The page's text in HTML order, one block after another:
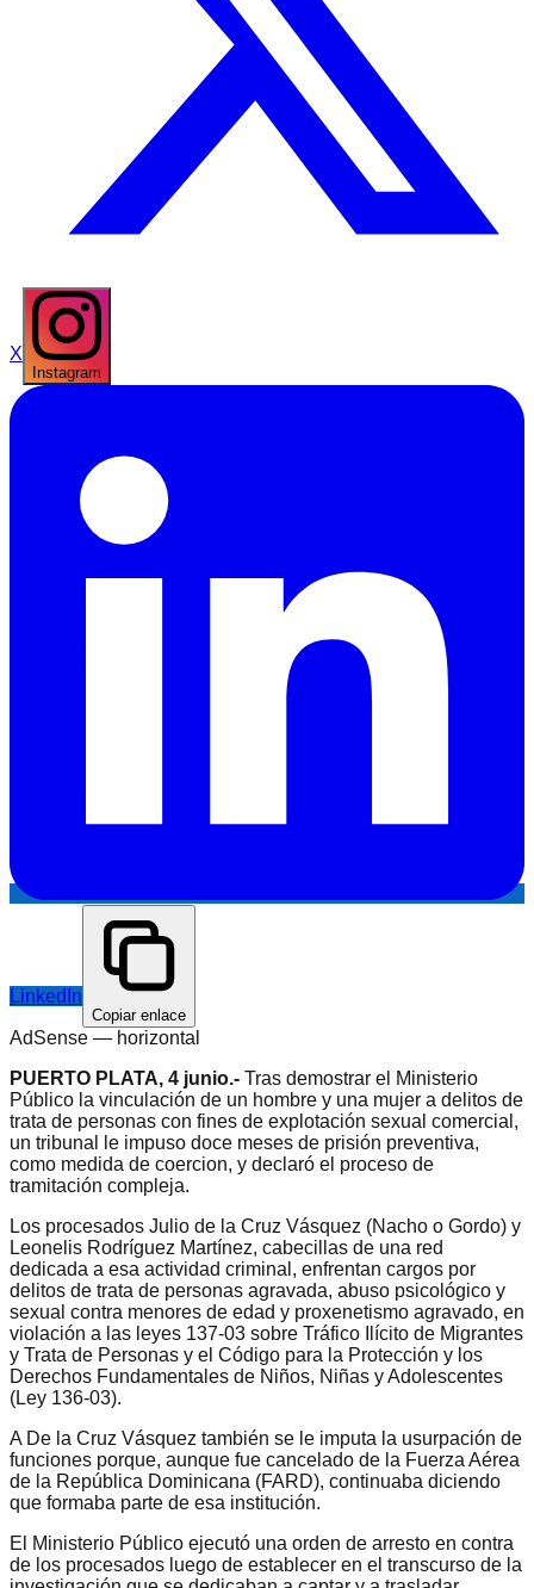
X
Instagram
LinkedIn
Copiar enlace
AdSense — horizontal
PUERTO PLATA, 4 junio.- Tras demostrar el Ministerio
Público la vinculación de un hombre y una mujer a delitos de
trata de personas con fines de explotación sexual comercial,
un tribunal le impuso doce meses de prisión preventiva,
como medida de coercion, y declaró el proceso de
tramitación compleja.
Los procesados Julio de la Cruz Vásquez (Nacho o Gordo) y
Leonelis Rodríguez Martínez, cabecillas de una red
dedicada a esa actividad criminal, enfrentan cargos por
delitos de trata de personas agravada, abuso psicológico y
sexual contra menores de edad y proxenetismo agravado, en
violación a las leyes 137-03 sobre Tráfico Ilícito de Migrantes
y Trata de Personas y el Código para la Protección y los
Derechos Fundamentales de Niños, Niñas y Adolescentes
(Ley 136-03).
A De la Cruz Vásquez también se le imputa la usurpación de
funciones porque, aunque fue cancelado de la Fuerza Aérea
de la República Dominicana (FARD), continuaba diciendo
que formaba parte de esa institución.
El Ministerio Público ejecutó una orden de arresto en contra
de los procesados luego de establecer en el transcurso de la